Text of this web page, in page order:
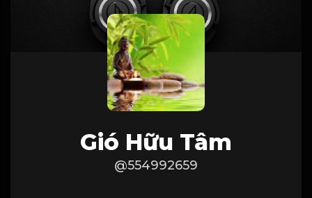
Gió Hữu Tâm
@554992659